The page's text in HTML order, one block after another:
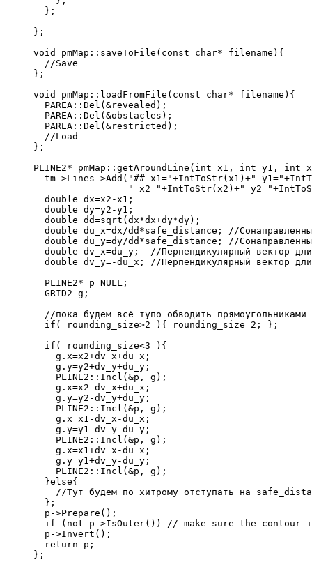
};
};
void pmMap::saveToFile(const char* filename){
//Save
};
void pmMap::loadFromFile(const char* filename){
PAREA::Del(&revealed);
PAREA::Del(&obstacles);
PAREA::Del(&restricted);
//Load
};
PLINE2* pmMap::getAroundLine(int x1, int y1,
tm->Lines->Add("## x1="+IntToStr(x1)+"
" x2="+IntToStr(x2)+"
double dx=x2-x1;
double dy=y2-y1;
double dd=sqrt(dx*dx+dy*dy);
double du_x=dx/dd*safe_distance; //
double du_y=dy/dd*safe_distance; //
double dv_x=du_y;  //Перпендикулярный вектор
double dv_y=-du_x; //Перпендикулярный вектор
PLINE2* p=NULL;
GRID2 g;
//пока будем всё тупо обводить прямоугольниками
if( rounding_size>2 ){ rounding_size=2; };
if( rounding_size<3 ){
g.x=x2+dv_x+du_x;
g.y=y2+dv_y+du_y;
PLINE2::Incl(&p, g);
g.x=x2-dv_x+du_x;
g.y=y2-dv_y+du_y;
PLINE2::Incl(&p, g);
g.x=x1-dv_x-du_x;
g.y=y1-dv_y-du_y;
PLINE2::Incl(&p, g);
g.x=x1+dv_x-du_x;
g.y=y1+dv_y-du_y;
PLINE2::Incl(&p, g);
}else{
//Тут будем по хитрому отступать на
};
p->Prepare();
if (not p->IsOuter()) // make sure the contour
p->Invert();
return p;
};